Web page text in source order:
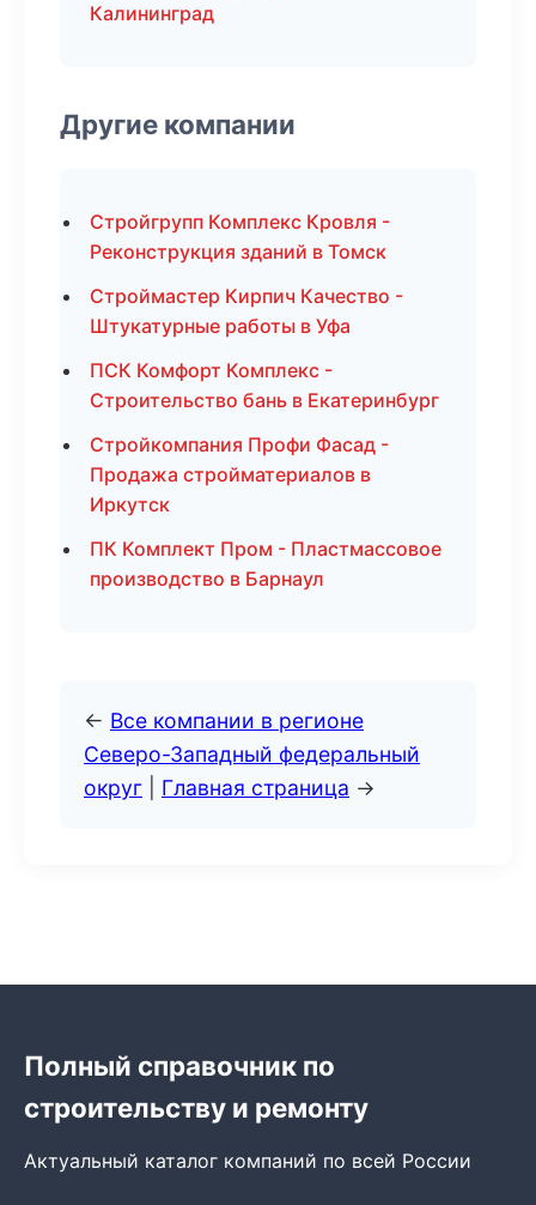
Калининград
Другие компании
Стройгрупп Комплекс Кровля -
Реконструкция зданий в Томск
Строймастер Кирпич Качество -
Штукатурные работы в Уфа
ПСК Комфорт Комплекс -
Строительство бань в Екатеринбург
Стройкомпания Профи Фасад -
Продажа стройматериалов в
Иркутск
ПК Комплект Пром - Пластмассовое
производство в Барнаул
← Все компании в регионе
Северо-Западный федеральный
округ
Главная страница →
Полный справочник по
строительству и ремонту
Актуальный каталог компаний по всей России